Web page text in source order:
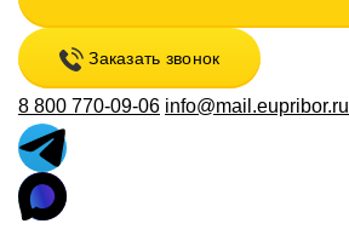
Заказать звонок
8 800 770-09-06 info@mail.eupribor.ru